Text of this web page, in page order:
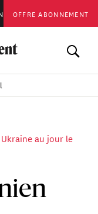
OFFRE ABONNEMENT
au jour le